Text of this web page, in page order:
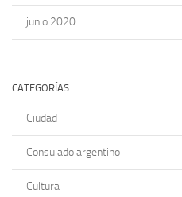
junio 2020
CATEGORÍAS
Ciudad
Consulado argentino
Cultura